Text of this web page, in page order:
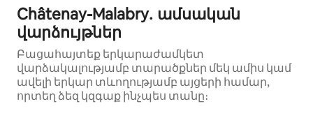
Châtenay-Malabry․ ամսական
վարձույթներ
Բացահայտեք երկարաժամկետ
վարձակալությամբ տարածքներ մեկ ամիս կամ
ավելի երկար տևողությամբ այցերի համար,
որտեղ ձեզ կզգաք ինչպես տանը։